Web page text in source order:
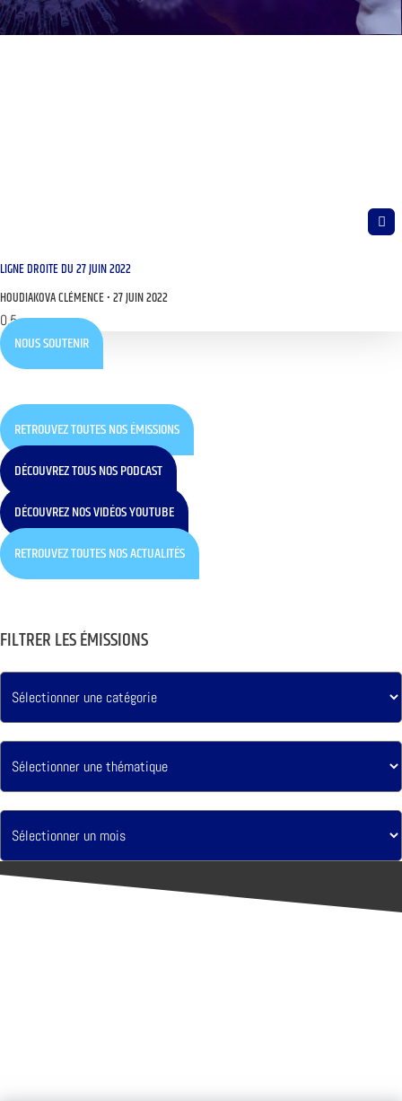
LIGNE DROITE DU 27 JUIN 2022
HOUDIAKOVA CLÉMENCE 27 JUIN 2022
NOUS SOUTENIR
RETROUVEZ TOUTES NOS ÉMISSIONS
DÉCOUVREZ TOUS NOS PODCAST
DÉCOUVREZ NOS VIDÉOS YOUTUBE
RETROUVEZ TOUTES NOS ACTUALITÉS
FILTRER LES ÉMISSIONS